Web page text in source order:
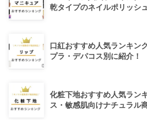
乾タイプのネイルポリッシ
口紅おすすめ人気ランキン
プラ・デパコス別に紹介！
化粧下地おすすめ人気ラン
ス・敏感肌向けナチュラル